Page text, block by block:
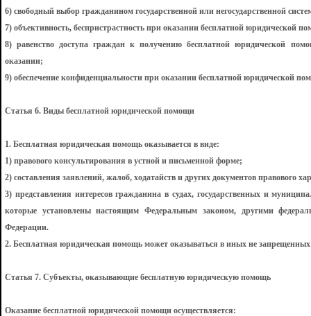
6) свободный выбор гражданином государственной или негосударственной
7) объективность, беспристрастность при оказании бесплатной юридической
8) равенство доступа граждан к получению бесплатной юридической
оказании;
9) обеспечение конфиденциальности при оказании бесплатной юридической
Статья 6. Виды бесплатной юридической помощи
1. Бесплатная юридическая помощь оказывается в виде:
1) правового консультирования в устной и письменной форме;
2) составления заявлений, жалоб, ходатайств и других документов правового
3) представления интересов гражданина в судах, государственных и
которые установлены настоящим Федеральным законом, другими
Федерации.
2. Бесплатная юридическая помощь может оказываться в иных не запрещенных
Статья 7. Субъекты, оказывающие бесплатную юридическую помощь
Оказание бесплатной юридической помощи осуществляется: